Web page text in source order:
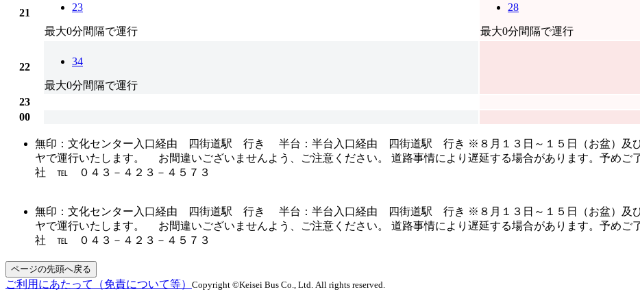
21 23
最大0分間隔で運行
28
最大0分間隔で運行
22 34
最大0分間隔で運行
23
00
無印：文化センター入口経由 四街道駅 行き 半台：半台入口経由 四街道駅 行き ※８月１３日～１５日（お盆）及び
ヤで運行いたします。 お間違いございませんよう、ご注意ください。 道路事情により遅延する場合があります。予め
社 ℡ ０４３－４２３－４５７３
無印：文化センター入口経由 四街道駅 行き 半台：半台入口経由 四街道駅 行き ※８月１３日～１５日（お盆）及び
ヤで運行いたします。 お間違いございませんよう、ご注意ください。 道路事情により遅延する場合があります。予め
社 ℡ ０４３－４２３－４５７３
ページの先頭へ戻る
ご利用にあたって（免責について等） Copyright ©Keisei Bus Co., Ltd. All rights reserved.